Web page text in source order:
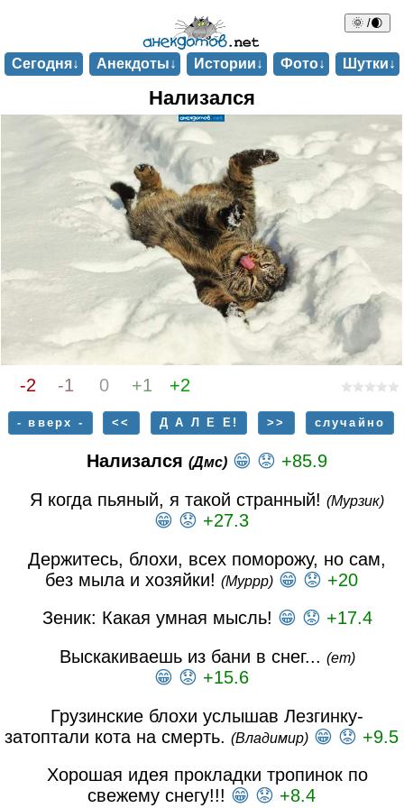
🌞 /🌒
Сегодня↓ Анекдоты↓ Истории↓ Фото↓ Шутки↓
Нализался
-2 -1 0 +1 +2
- вверх - << Д А Л Е Е! >> случайно
Нализался (Дмс) 😁 😟 +85.9
Я когда пьяный, я такой странный! (Мурзик)
😁 😟 +27.3
Держитесь, блохи, всех поморожу, но сам,
без мыла и хозяйки! (Муррр) 😁 😟 +20
Зеник: Какая умная мысль! 😁 😟 +17.4
Выскакиваешь из бани в снег... (ет)
😁 😟 +15.6
Грузинские блохи услышав Лезгинку-
затоптали кота на смерть. (Владимир) 😁 😟 +9.5
Хорошая идея прокладки тропинок по
свежему снегу!!! 😁 😟 +8.4